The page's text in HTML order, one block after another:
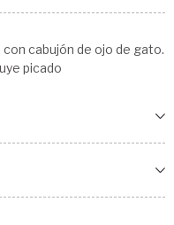
cabujón de ojo de gato.
picado